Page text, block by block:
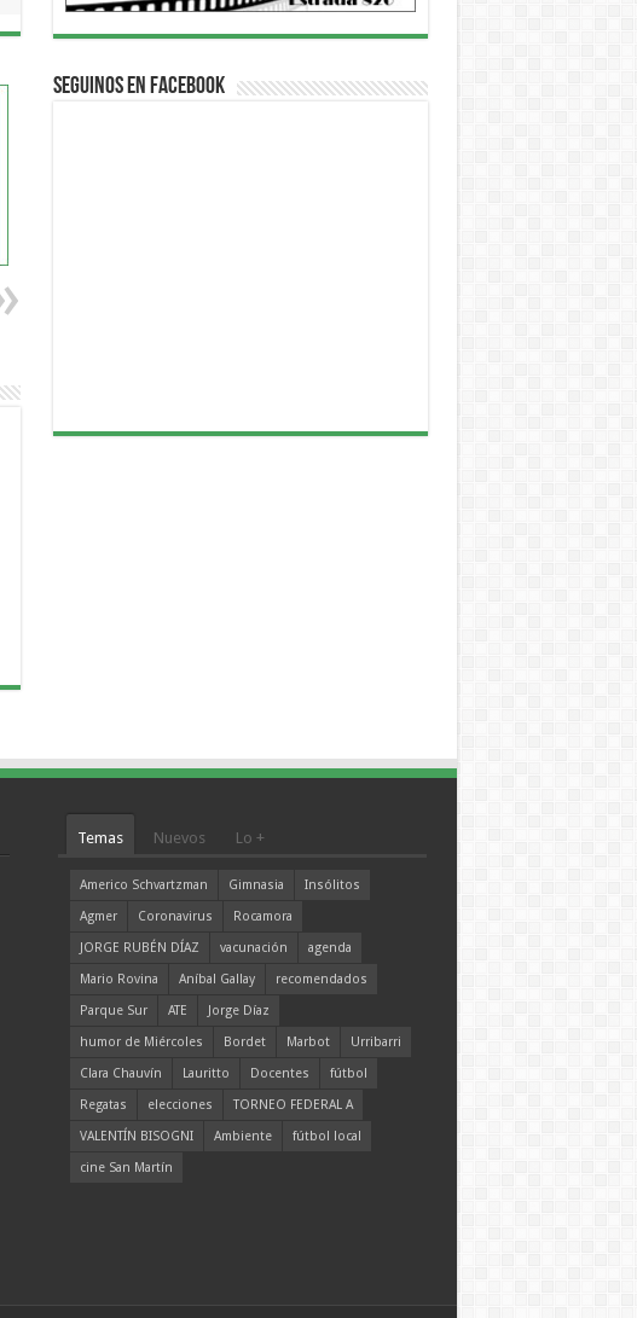
Seguinos en Facebook
Temas Nuevos Lo +
Americo Schvartzman Gimnasia
Insólitos
Agmer
Coronavirus
Rocamora
JORGE RUBÉN DÍAZ
vacunación
agenda
Mario Rovina
Aníbal Gallay
recomendados
Parque Sur
ATE
Jorge Díaz
humor de Miércoles
Bordet Marbot
Urribarri
Clara Chauvín
Lauritto Docentes
fútbol
Regatas
elecciones
TORNEO FEDERAL A
VALENTÍN BISOGNI
Ambiente
fútbol local
cine San Martín